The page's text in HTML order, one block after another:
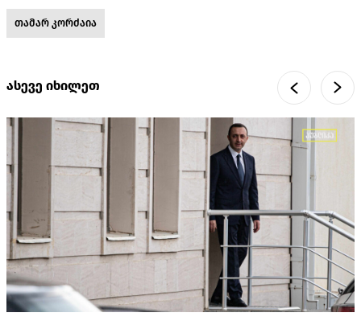
თამარ კორძაია
ასევე იხილეთ